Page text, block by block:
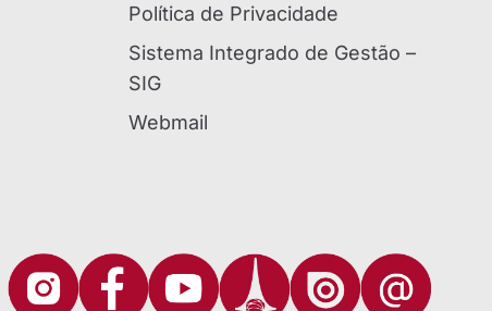
Política de Privacidade
Sistema Integrado de Gestão –
SIG
Webmail